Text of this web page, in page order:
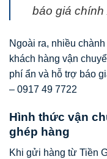
báo giá chính
Ngoài ra, nhiều
khách hàng vận
phí ẩn và hỗ trợ báo
– 0917 49 7722
Hình thức vận
ghép hàng
Khi gửi hàng từ Tiền